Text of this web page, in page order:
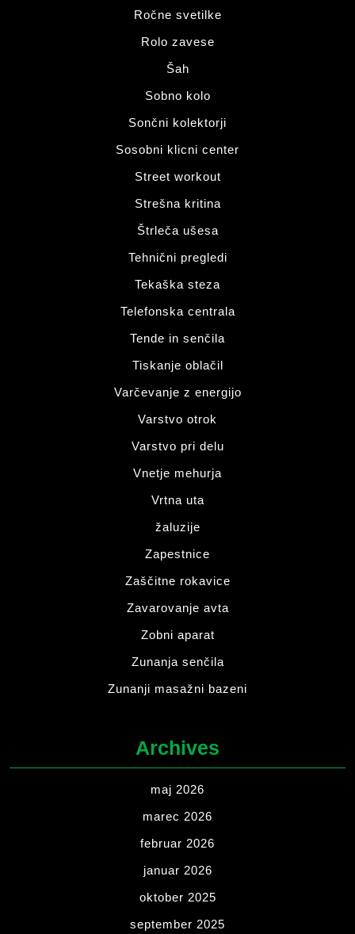
Ročne svetilke
Rolo zavese
Šah
Sobno kolo
Sončni kolektorji
Sosobni klicni center
Street workout
Strešna kritina
Štrleča ušesa
Tehnični pregledi
Tekaška steza
Telefonska centrala
Tende in senčila
Tiskanje oblačil
Varčevanje z energijo
Varstvo otrok
Varstvo pri delu
Vnetje mehurja
Vrtna uta
žaluzije
Zapestnice
Zaščitne rokavice
Zavarovanje avta
Zobni aparat
Zunanja senčila
Zunanji masažni bazeni
Archives
maj 2026
marec 2026
februar 2026
januar 2026
oktober 2025
september 2025